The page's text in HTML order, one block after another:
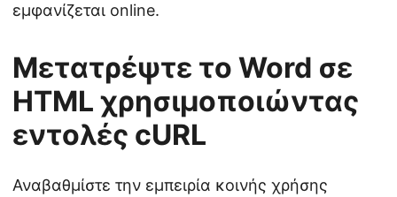
εμφανίζεται online.
Μετατρέψτε το Word σε
HTML χρησιμοποιώντας
εντολές cURL
Αναβαθμίστε την εμπειρία κοινής χρήσης